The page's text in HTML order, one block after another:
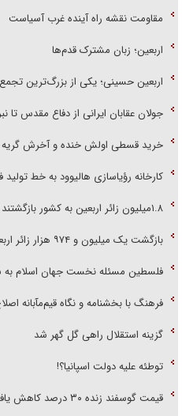
مقاومت نقشه راه آینده غرب آسیاست
اربعین؛ زبان مشترک قدم‌ها
اربعین حسینی؛ یکی از بزرگ‌ترین
جولان عقابان ایرانی از دفاع مقدس تا
خرید قسطی اولش خنده و آخرش
کارخانه رؤیاسازی هالیوود به خط
۱.۸میلیون زائر اربعین به کشور بازگشتند
بازگشت یک میلیون و ۹۷۴ هزار زائر اربعین به کشور
فلسطین مسئله نخست جهان اسلام به
فرهنگ با بخشنامه و نگاه قیم‌مآبانه
گزینه استقلال راهی گل گهر شد
توطئه علیه دولت اسپانیا؟!
قیمت گوسفند زنده ۳۰ درصد کاهش یافت؛ گوشت ارزان نشد